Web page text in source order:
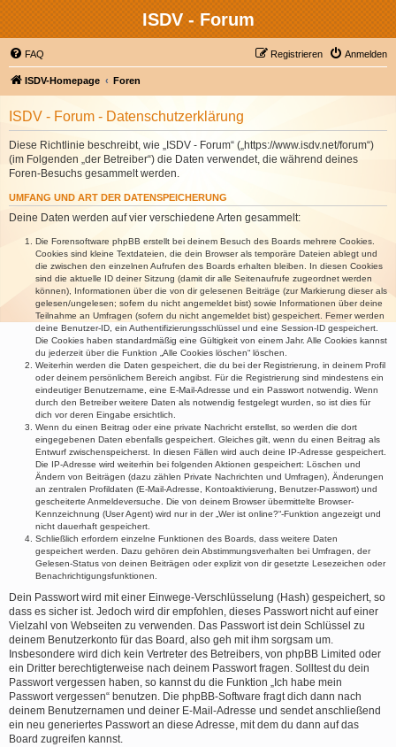
ISDV - Forum
FAQ Anmelden
Registrieren
ISDV-Homepage Foren
ISDV - Forum - Datenschutzerklärung
Diese Richtlinie beschreibt, wie „ISDV - Forum“ („https://www.isdv.net/forum“)
(im Folgenden „der Betreiber“) die Daten verwendet, die während deines
Foren-Besuchs gesammelt werden.
UMFANG UND ART DER DATENSPEICHERUNG
Deine Daten werden auf vier verschiedene Arten gesammelt:
Die Forensoftware phpBB erstellt bei deinem Besuch des Boards mehrere Cookies.
Cookies sind kleine Textdateien, die dein Browser als temporäre Dateien ablegt und
die zwischen den einzelnen Aufrufen des Boards erhalten bleiben. In diesen Cookies
sind die aktuelle ID deiner Sitzung (damit dir alle Seitenaufrufe zugeordnet werden
können), Informationen über die von dir gelesenen Beiträge (zur Markierung dieser als
gelesen/ungelesen; sofern du nicht angemeldet bist) sowie Informationen über deine
Teilnahme an Umfragen (sofern du nicht angemeldet bist) gespeichert. Ferner werden
deine Benutzer-ID, ein Authentifizierungsschlüssel und eine Session-ID gespeichert.
Die Cookies haben standardmäßig eine Gültigkeit von einem Jahr. Alle Cookies kannst
du jederzeit über die Funktion „Alle Cookies löschen“ löschen.
Weiterhin werden die Daten gespeichert, die du bei der Registrierung, in deinem Profil
oder deinem persönlichem Bereich angibst. Für die Registrierung sind mindestens ein
eindeutiger Benutzername, eine E-Mail-Adresse und ein Passwort notwendig. Wenn
durch den Betreiber weitere Daten als notwendig festgelegt wurden, so ist dies für
dich vor deren Eingabe ersichtlich.
Wenn du einen Beitrag oder eine private Nachricht erstellst, so werden die dort
eingegebenen Daten ebenfalls gespeichert. Gleiches gilt, wenn du einen Beitrag als
Entwurf zwischenspeicherst. In diesen Fällen wird auch deine IP-Adresse gespeichert.
Die IP-Adresse wird weiterhin bei folgenden Aktionen gespeichert: Löschen und
Ändern von Beiträgen (dazu zählen Private Nachrichten und Umfragen), Änderungen
an zentralen Profildaten (E-Mail-Adresse, Kontoaktivierung, Benutzer-Passwort) und
gescheiterte Anmeldeversuche. Die von deinem Browser übermittelte Browser-
Kennzeichnung (User Agent) wird nur in der „Wer ist online?“-Funktion angezeigt und
nicht dauerhaft gespeichert.
Schließlich erfordern einzelne Funktionen des Boards, dass weitere Daten
gespeichert werden. Dazu gehören dein Abstimmungsverhalten bei Umfragen, der
Gelesen-Status von deinen Beiträgen oder explizit von dir gesetzte Lesezeichen oder
Benachrichtigungsfunktionen.
Dein Passwort wird mit einer Einwege-Verschlüsselung (Hash) gespeichert, so
dass es sicher ist. Jedoch wird dir empfohlen, dieses Passwort nicht auf einer
Vielzahl von Webseiten zu verwenden. Das Passwort ist dein Schlüssel zu
deinem Benutzerkonto für das Board, also geh mit ihm sorgsam um.
Insbesondere wird dich kein Vertreter des Betreibers, von phpBB Limited oder
ein Dritter berechtigterweise nach deinem Passwort fragen. Solltest du dein
Passwort vergessen haben, so kannst du die Funktion „Ich habe mein
Passwort vergessen“ benutzen. Die phpBB-Software fragt dich dann nach
deinem Benutzernamen und deiner E-Mail-Adresse und sendet anschließend
ein neu generiertes Passwort an diese Adresse, mit dem du dann auf das
Board zugreifen kannst.